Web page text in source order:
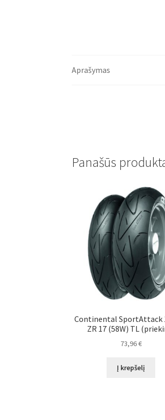
Aprašymas
Panašūs
Continental SportAttack
ZR 17 (58W) TL
73,96€
Į krepšelį